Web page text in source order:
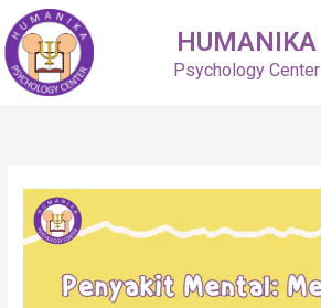
Skip
to
content
HUMANIKA
Psychology Center